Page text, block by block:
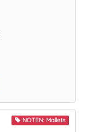
NOTEN: Mallets